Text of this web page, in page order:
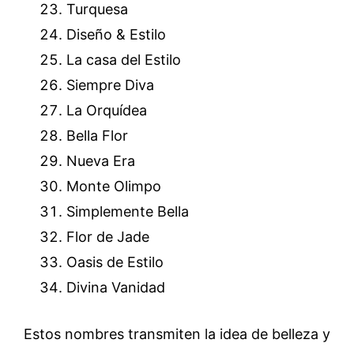
Turquesa
Diseño & Estilo
La casa del Estilo
Siempre Diva
La Orquídea
Bella Flor
Nueva Era
Monte Olimpo
Simplemente Bella
Flor de Jade
Oasis de Estilo
Divina Vanidad
Estos nombres transmiten la idea de belleza y